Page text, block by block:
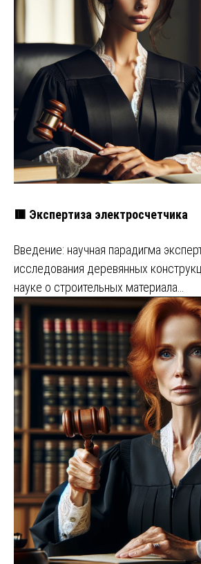
🟥 Экспертиза электросчетчика
Введение: научная парадигма
исследования деревянных
науке о строительных материала…